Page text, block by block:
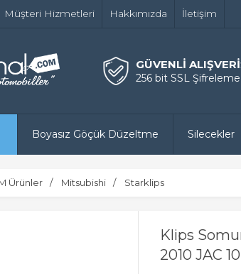
Müşteri Hizmetleri Hakkımızda İletişim
GÜVENLİ
256 bit SSL Şifreleme
Boyasız Göçük Düzeltme Silecekler
Ürünler Mitsubishi Starklips
Klips
2010 JAC